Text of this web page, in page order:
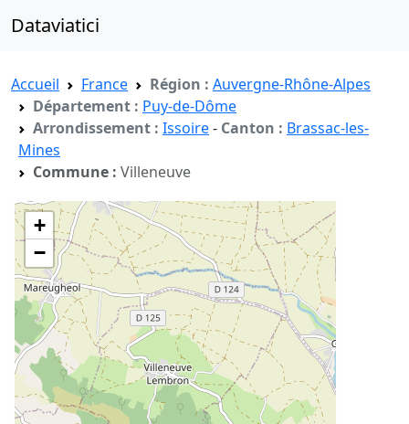
Dataviatici
Accueil France Région : Auvergne-Rhône-Alpes
Département : Puy-de-Dôme
Arrondissement : Issoire- Canton : Brassac-les-
Mines
Commune : Villeneuve
+
−